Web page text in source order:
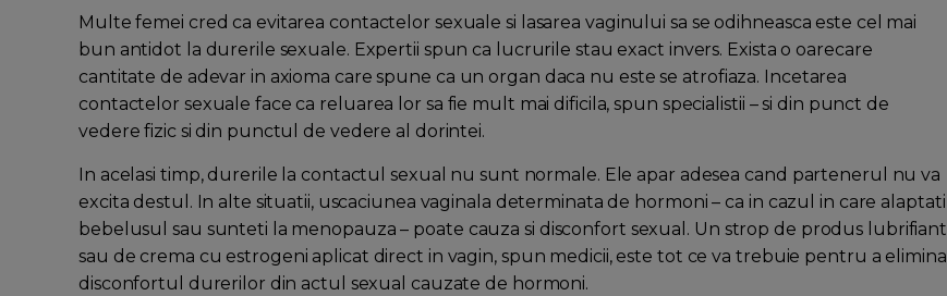
Multe femei cred ca evitarea contactelor sexuale si lasarea vaginului sa se odihneasca este cel mai
bun antidot la durerile sexuale. Expertii spun ca lucrurile stau exact invers. Exista o oarecare
cantitate de adevar in axioma care spune ca un organ daca nu este se atrofiaza. Incetarea
contactelor sexuale face ca reluarea lor sa fie mult mai dificila, spun specialistii – si din punct de
vedere fizic si din punctul de vedere al dorintei.
In acelasi timp, durerile la contactul sexual nu sunt normale. Ele apar adesea cand partenerul nu va
excita destul. In alte situatii, uscaciunea vaginala determinata de hormoni – ca in cazul in care alaptati
bebelusul sau sunteti la menopauza – poate cauza si disconfort sexual. Un strop de produs lubrifiant
sau de crema cu estrogeni aplicat direct in vagin, spun medicii, este tot ce va trebuie pentru a elimina
disconfortul durerilor din actul sexual cauzate de hormoni.